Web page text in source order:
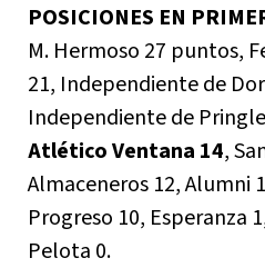
POSICIONES EN
M. Hermoso 27 puntos,
21, Independiente de
Independiente de
Atlético Ventana 14,
Almaceneros 12, Alumni
Progreso 10, Esperanza
Pelota 0.